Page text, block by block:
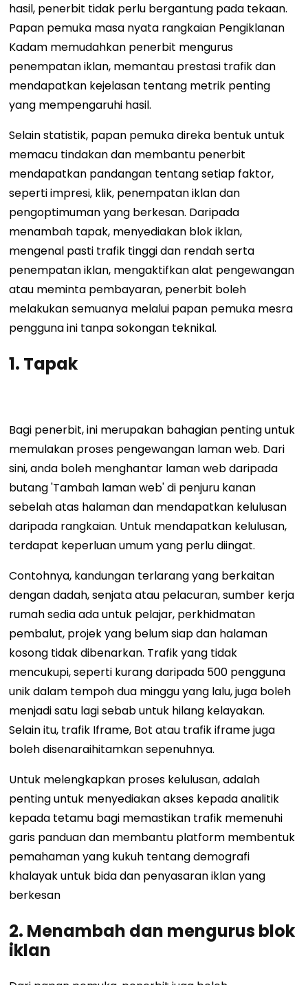
hasil, penerbit tidak perlu bergantung pada tekaan.
Papan pemuka masa nyata rangkaian Pengiklanan
Kadam memudahkan penerbit mengurus
penempatan iklan, memantau prestasi trafik dan
mendapatkan kejelasan tentang metrik penting
yang mempengaruhi hasil.
Selain statistik, papan pemuka direka bentuk untuk
memacu tindakan dan membantu penerbit
mendapatkan pandangan tentang setiap faktor,
seperti impresi, klik, penempatan iklan dan
pengoptimuman yang berkesan. Daripada
menambah tapak, menyediakan blok iklan,
mengenal pasti trafik tinggi dan rendah serta
penempatan iklan, mengaktifkan alat pengewangan
atau meminta pembayaran, penerbit boleh
melakukan semuanya melalui papan pemuka mesra
pengguna ini tanpa sokongan teknikal.
1. Tapak
Bagi penerbit, ini merupakan bahagian penting untuk
memulakan proses pengewangan laman web. Dari
sini, anda boleh menghantar laman web daripada
butang 'Tambah laman web' di penjuru kanan
sebelah atas halaman dan mendapatkan kelulusan
daripada rangkaian. Untuk mendapatkan kelulusan,
terdapat keperluan umum yang perlu diingat.
Contohnya, kandungan terlarang yang berkaitan
dengan dadah, senjata atau pelacuran, sumber kerja
rumah sedia ada untuk pelajar, perkhidmatan
pembalut, projek yang belum siap dan halaman
kosong tidak dibenarkan. Trafik yang tidak
mencukupi, seperti kurang daripada 500 pengguna
unik dalam tempoh dua minggu yang lalu, juga boleh
menjadi satu lagi sebab untuk hilang kelayakan.
Selain itu, trafik Iframe, Bot atau trafik iframe juga
boleh disenaraihitamkan sepenuhnya.
Untuk melengkapkan proses kelulusan, adalah
penting untuk menyediakan akses kepada analitik
kepada tetamu bagi memastikan trafik memenuhi
garis panduan dan membantu platform membentuk
pemahaman yang kukuh tentang demografi
khalayak untuk bida dan penyasaran iklan yang
berkesan
2. Menambah dan mengurus blok
iklan